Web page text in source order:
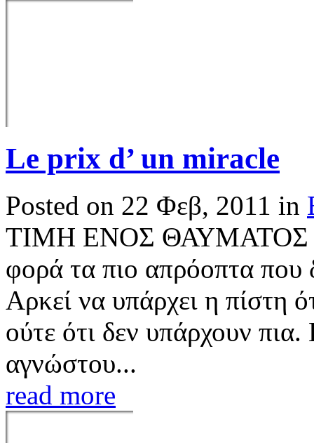
Le prix d’ un miracle
Posted on 22 Φεβ, 2011 in
ΤΙΜΗ ΕΝΟΣ ΘΑΥΜΑΤΟΣ
φορά τα πιο απρόοπτα
Αρκεί να υπάρχει η πίστη
ούτε ότι δεν υπάρχουν
αγνώστου...
read more